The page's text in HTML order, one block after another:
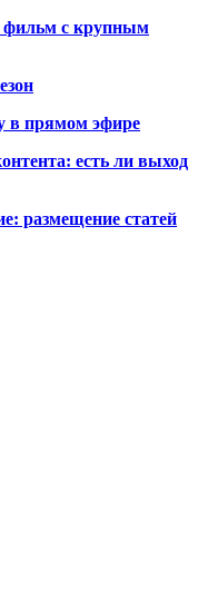
фильм с крупным
в прямом эфире
есть ли выход
размещение статей